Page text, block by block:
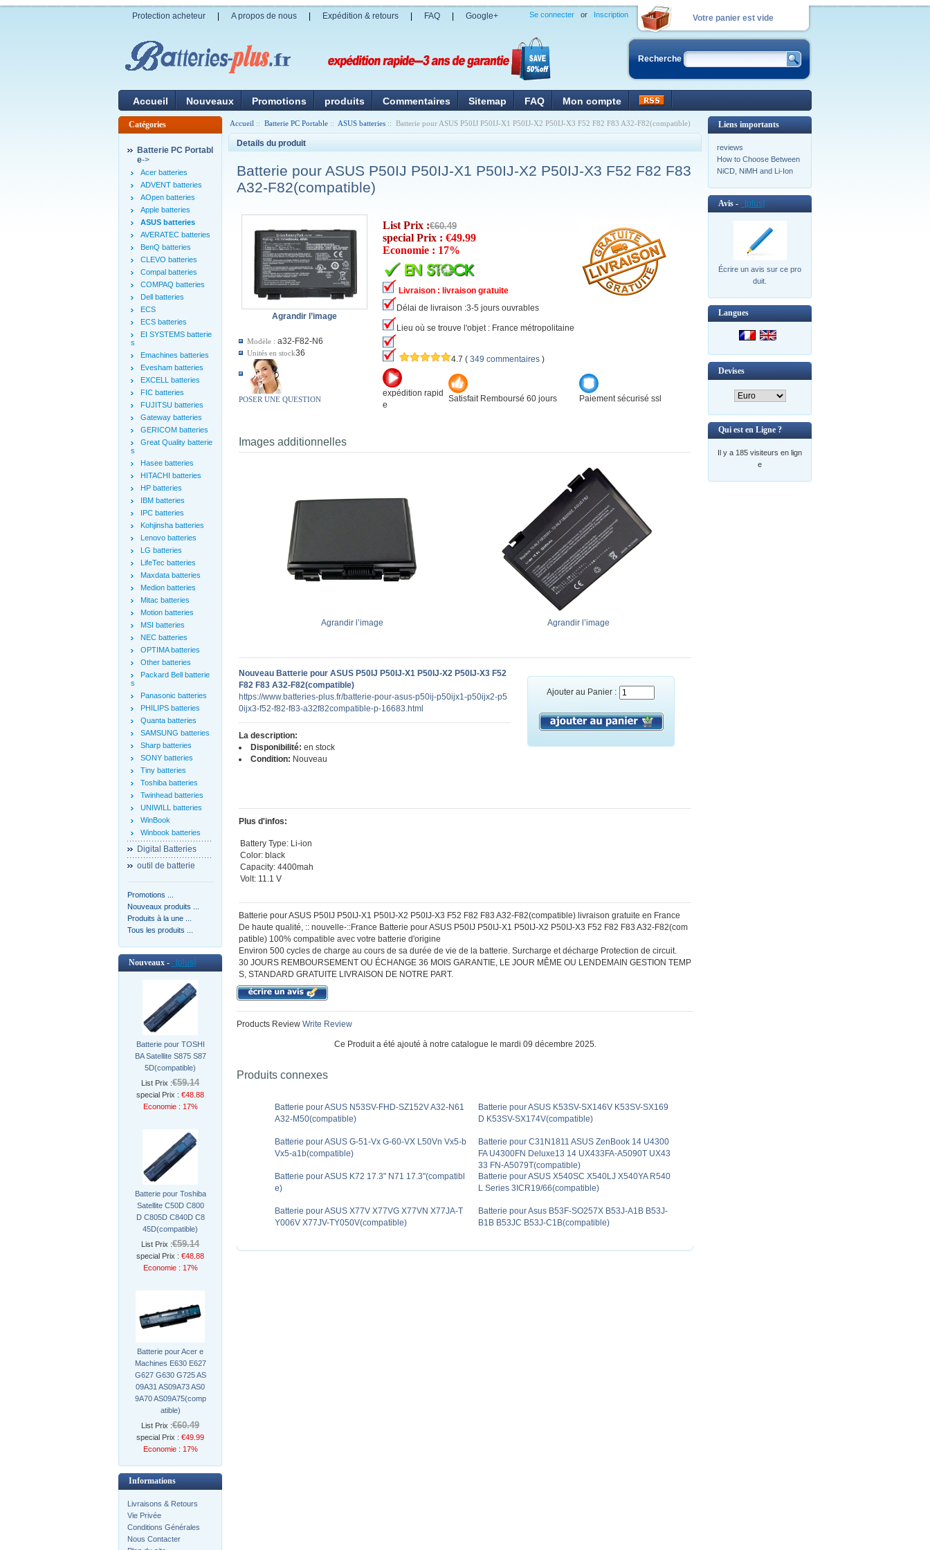
Protection acheteur A propos de nous Expédition & retours FAQ Google+ Votre panier est vide
Se connecter or Inscription
Recherche
Accueil Nouveaux Promotions produits Commentaires Sitemap FAQ Mon compte
Catégories
Batterie PC Portabl
e->
Acer batteries
ADVENT batteries
AOpen batteries
Apple batteries
ASUS batteries
AVERATEC batteries
BenQ batteries
CLEVO batteries
Compal batteries
COMPAQ batteries
Dell batteries
ECS
ECS batteries
EI SYSTEMS batterie
s
Emachines batteries
Evesham batteries
EXCELL batteries
FIC batteries
FUJITSU batteries
Gateway batteries
GERICOM batteries
Great Quality batterie
s
Hasee batteries
HITACHI batteries
HP batteries
IBM batteries
IPC batteries
Kohjinsha batteries
Lenovo batteries
LG batteries
LifeTec batteries
Maxdata batteries
Medion batteries
Mitac batteries
Motion batteries
MSI batteries
NEC batteries
OPTIMA batteries
Other batteries
Packard Bell batterie
s
Panasonic batteries
PHILIPS batteries
Quanta batteries
SAMSUNG batteries
Sharp batteries
SONY batteries
Tiny batteries
Toshiba batteries
Twinhead batteries
UNIWILL batteries
WinBook
Winbook batteries
Digital Batteries
outil de batterie
Promotions ...
Nouveaux produits ...
Produits à la une ...
Tous les produits ...
Nouveaux - [plus]
Batterie pour TOSHI
BA Satellite S875 S87
5D(compatible)
List Prix :€59.14
special Prix : €48.88
Economie : 17%
Batterie pour Toshiba
Satellite C50D C800
D C805D C840D C8
45D(compatible)
List Prix :€59.14
special Prix : €48.88
Economie : 17%
Batterie pour Acer e
Machines E630 E627
G627 G630 G725 AS
09A31 AS09A73 AS0
9A70 AS09A75(comp
atible)
List Prix :€60.49
special Prix : €49.99
Economie : 17%
Informations
Livraisons & Retours
Vie Privée
Conditions Générales
Nous Contacter
Accueil :: Batterie PC Portable :: ASUS batteries :: Batterie pour ASUS P50IJ P50IJ-X1 P50IJ-X2 P50IJ-X3 F52 F82 F83 A32-F82(compatible)
Details du produit
Batterie pour ASUS P50IJ P50IJ-X1 P50IJ-X2 P50IJ-X3 F52 F82 F83
A32-F82(compatible)
Agrandir l’image
Modèle : a32-F82-N6
Unités en stock36
POSER UNE QUESTION
List Prix :€60.49
special Prix : €49.99
Economie : 17%
Livraison : livraison gratuite
Délai de livraison :3-5 jours ouvrables
Lieu où se trouve l'objet : France métropolitaine
4.7 ( 349 commentaires )
expédition rapid
e
Satisfait Remboursé 60 jours Paiement sécurisé ssl
Images additionnelles
Agrandir l’image Agrandir l’image
Ajouter au Panier :
Nouveau Batterie pour ASUS P50IJ P50IJ-X1 P50IJ-X2 P50IJ-X3 F52
F82 F83 A32-F82(compatible)
https://www.batteries-plus.fr/batterie-pour-asus-p50ij-p50ijx1-p50ijx2-p5
0ijx3-f52-f82-f83-a32f82compatible-p-16683.html
La description:
Disponibilité: en stock
Condition: Nouveau
Plus d'infos:
Battery Type: Li-ion
Color: black
Capacity: 4400mah
Volt: 11.1 V
Batterie pour ASUS P50IJ P50IJ-X1 P50IJ-X2 P50IJ-X3 F52 F82 F83 A32-F82(compatible) livraison gratuite en France
De haute qualité, :: nouvelle-::France Batterie pour ASUS P50IJ P50IJ-X1 P50IJ-X2 P50IJ-X3 F52 F82 F83 A32-F82(com
patible) 100% compatible avec votre batterie d'origine
Environ 500 cycles de charge au cours de sa durée de vie de la batterie. Surcharge et décharge Protection de circuit.
30 JOURS REMBOURSEMENT OU ÉCHANGE 36 MOIS GARANTIE, LE JOUR MÊME OU LENDEMAIN GESTION TEMP
S, STANDARD GRATUITE LIVRAISON DE NOTRE PART.
Products Review Write Review
Ce Produit a été ajouté à notre catalogue le mardi 09 décembre 2025.
Produits connexes
Batterie pour ASUS N53SV-FHD-SZ152V A32-N61
A32-M50(compatible)
Batterie pour ASUS K53SV-SX146V K53SV-SX169
D K53SV-SX174V(compatible)
Batterie pour ASUS G-51-Vx G-60-VX L50Vn Vx5-b
Vx5-a1b(compatible)
Batterie pour C31N1811 ASUS ZenBook 14 U4300
FA U4300FN Deluxe13 14 UX433FA-A5090T UX43
33 FN-A5079T(compatible)
Batterie pour ASUS K72 17.3" N71 17.3"(compatibl
e)
Batterie pour ASUS X540SC X540LJ X540YA R540
L Series 3ICR19/66(compatible)
Batterie pour ASUS X77V X77VG X77VN X77JA-T
Y006V X77JV-TY050V(compatible)
Batterie pour Asus B53F-SO257X B53J-A1B B53J-
B1B B53JC B53J-C1B(compatible)
Liens importants
reviews
How to Choose Between
NiCD, NiMH and Li-Ion
Avis - [plus]
Écrire un avis sur ce pro
duit.
Langues
Devises
Qui est en Ligne ?
Il y a 185 visiteurs en lign
e